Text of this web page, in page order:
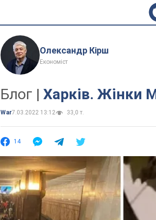
Олександр Кірш
Економіст
Блог | Харків. Жінки
War7.03.2022 13:12 33,0 т.
14